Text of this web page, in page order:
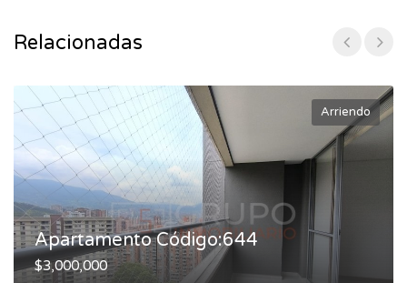
Relacionadas
Arriendo
Apartamento Código:644
$3,000,000